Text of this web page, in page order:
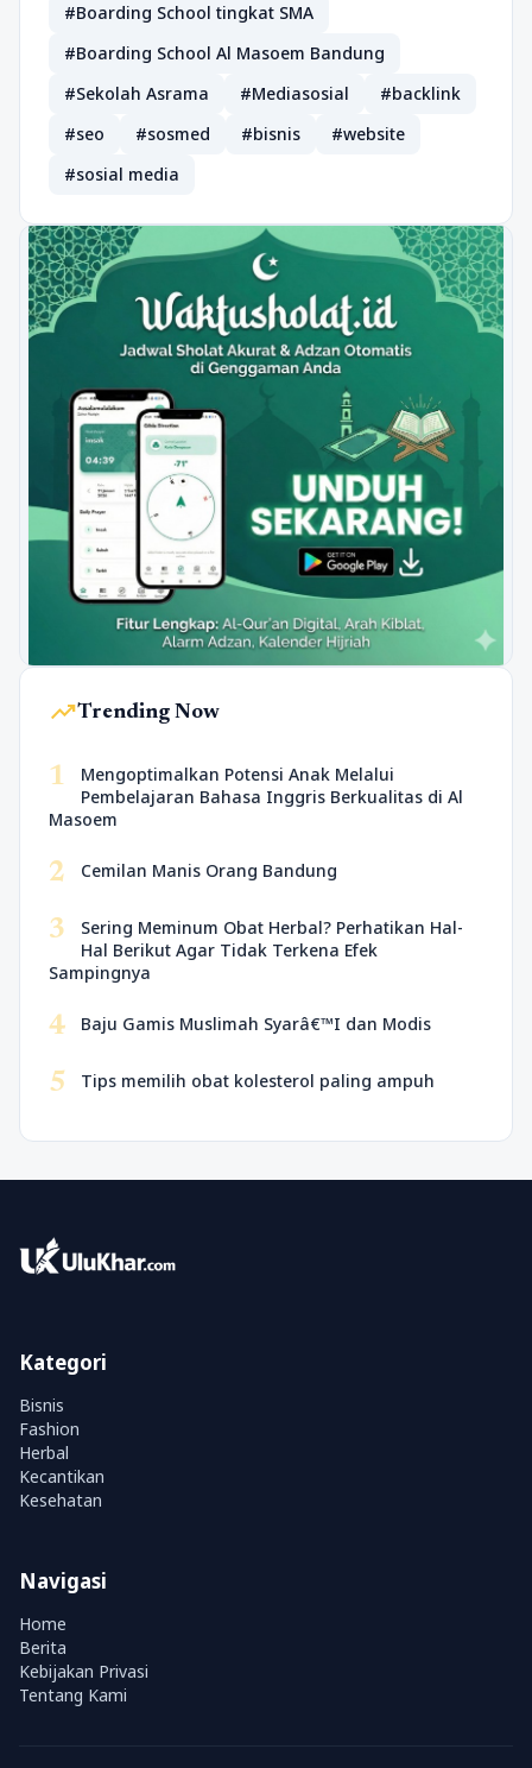
#Boarding School tingkat SMA
#Boarding School Al Masoem Bandung
#Sekolah Asrama
#Mediasosial
#backlink
#seo
#sosmed #bisnis
#website
#sosial media
trending_upTrending Now
1
Mengoptimalkan Potensi Anak Melalui
Pembelajaran Bahasa Inggris Berkualitas di Al
Masoem
2 Cemilan Manis Orang Bandung
3
Sering Meminum Obat Herbal? Perhatikan Hal-
Hal Berikut Agar Tidak Terkena Efek
Sampingnya
4 Baju Gamis Muslimah Syarâ€™I dan Modis
5 Tips memilih obat kolesterol paling ampuh
Kategori
Bisnis
Fashion
Herbal
Kecantikan
Kesehatan
Navigasi
Home
Berita
Kebijakan Privasi
Tentang Kami